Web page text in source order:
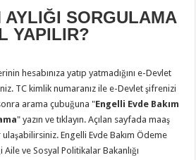
AYLIĞI SORGULAMA
YAPILIR?
hesabınıza yatıp yatmadığını e-Devlet
TC kimlik numaranız ile e-Devlet şifrenizi
arama çubuğuna "Engelli Evde Bakım
" yazın ve tıklayın. Açılan sayfada maaş
Engelli Evde Bakım Ödeme
ve Sosyal Politikalar Bakanlığı